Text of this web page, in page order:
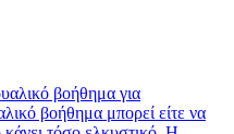
βοήθημα για
βοήθημα μπορεί είτε να